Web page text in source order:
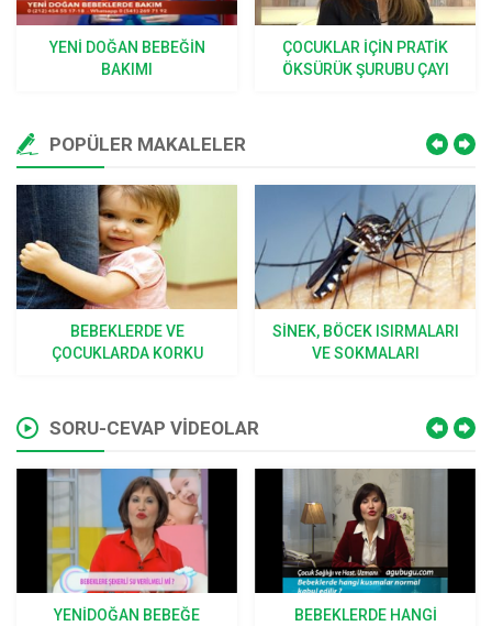
YENI DOĞAN BEBEĞIN
BAKIMI
ÇOCUKLAR İÇIN PRATIK
ÖKSÜRÜK ŞURUBU ÇAYI
POPÜLER MAKALELER
BEBEKLERDE VE
ÇOCUKLARDA KORKU
SINEK, BÖCEK ISIRMALARI
VE SOKMALARI
SORU-CEVAP VİDEOLAR
YENIDOĞAN BEBEĞE
BEBEKLERDE HANGI